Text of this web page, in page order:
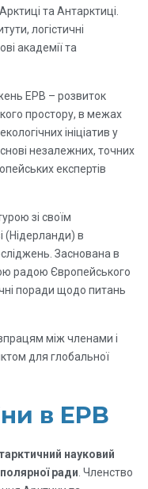
та Антарктиці.
логістичні
академії та
EPB – розвиток
простору, в межах
ініціатив у
незалежних, точних
експертів
зі своїм
(Нідерланди) в
Заснована в
радою Європейського
поради щодо питань
між членами і
для глобальної
в EPB
науковий
ради . Членство